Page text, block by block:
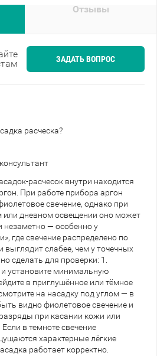
Отзывы
ЗАДАТЬ ВОПРОС
расческа?
расчесок внутри находится
При работе прибора аргон
свечение, однако при
или дневном освещении оно может
незаметно — особенно у
где свечение распределено по
выглядит слабее, чем у точечных
сделать для проверки: 1.
установите минимальную
в приглушённое или тёмное
на насадку под углом — в
видно фиолетовое свечение и
при касании кожи или
в темноте свечение
характерные лёгкие
работает корректно.